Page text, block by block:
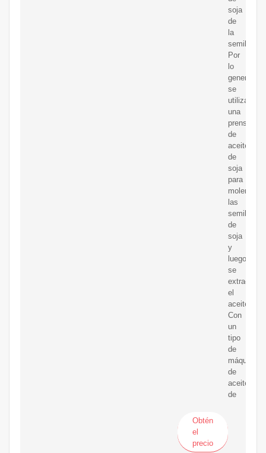
soja
de
la
semilla.
Por
lo
general,
se
utiliza
una
prensa
de
aceite
de
soja
para
moler
las
semillas
de
soja
y
luego
se
extrae
el
aceite.
Con
un
tipo
de
máquina
de
aceite
de
Obtén
el
precio